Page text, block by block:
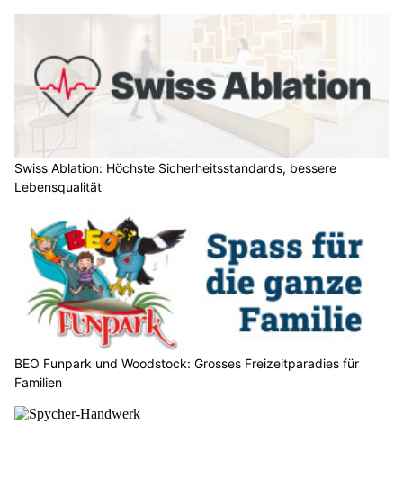
Swiss Ablation: Höchste Sicherheitsstandards, bessere
Lebensqualität
BEO Funpark und Woodstock: Grosses Freizeitparadies für
Familien